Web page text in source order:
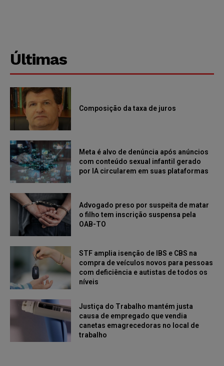
Últimas
Composição da taxa de juros
Meta é alvo de denúncia após anúncios
com conteúdo sexual infantil gerado
por IA circularem em suas plataformas
Advogado preso por suspeita de matar
o filho tem inscrição suspensa pela
OAB-TO
STF amplia isenção de IBS e CBS na
compra de veículos novos para pessoas
com deficiência e autistas de todos os
níveis
Justiça do Trabalho mantém justa
causa de empregado que vendia
canetas emagrecedoras no local de
trabalho